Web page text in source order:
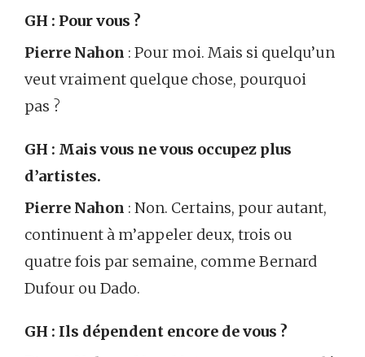
GH : Pour vous ?
Pierre Nahon : Pour moi. Mais si quelqu’un
veut vraiment quelque chose, pourquoi
pas ?
GH : Mais vous ne vous occupez plus
d’artistes.
Pierre Nahon : Non. Certains, pour autant,
continuent à m’appeler deux, trois ou
quatre fois par semaine, comme Bernard
Dufour ou Dado.
GH : Ils dépendent encore de vous ?